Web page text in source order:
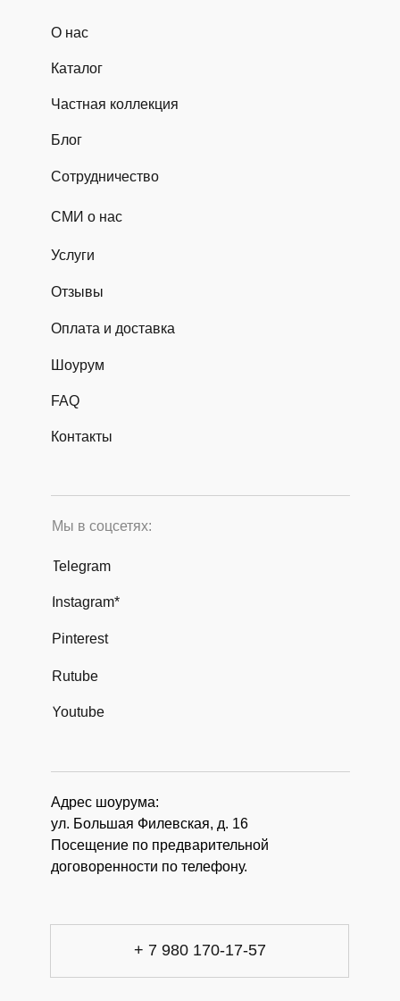
Адрес шоурума:
ул. Большая Филевская, д. 16
Посещение по предварительной
договоренности по телефону.
Мы в соцсетях:
Каталог
О нас
Блог
Частная коллекция
Сотрудничество
Instagram*
Telegram
Услуги
Отзывы
Оплата и доставка
+ 7 980 170-17-57
СМИ о нас
Шоурум
FAQ
Контакты
Pinterest
Rutube
Youtube